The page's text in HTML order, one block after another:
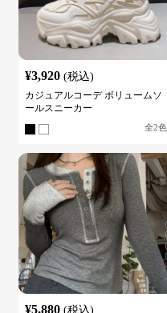
¥3,920 (税込)
カジュアルコーデ ボリュームソ
ールスニーカー
全2色
¥5,880 (税込)